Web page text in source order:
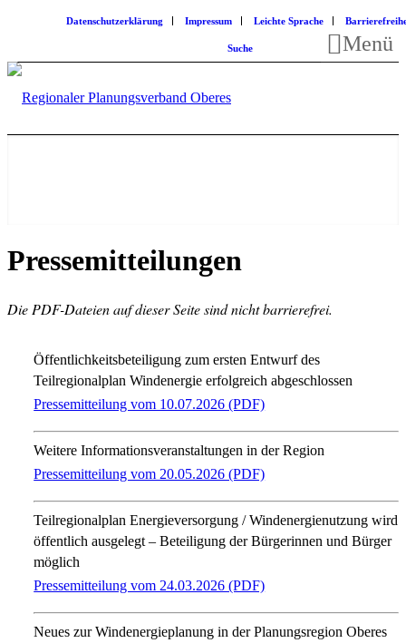
Datenschutzerklärung Impressum Leichte Sprache
Suche Menü
Pressemitteilungen
Die PDF-Dateien auf dieser Seite sind nicht barrierefrei.
Öffentlichkeitsbeteiligung zum ersten Entwurf des
Teilregionalplan Windenergie erfolgreich abgeschlossen
Pressemitteilung vom 10.07.2026 (PDF)
Weitere Informationsveranstaltungen in der Region
Pressemitteilung vom 20.05.2026 (PDF)
Teilregionalplan Energieversorgung / Windenergienutzung wird
öffentlich ausgelegt – Beteiligung der Bürgerinnen und Bürger
möglich
Pressemitteilung vom 24.03.2026 (PDF)
Neues zur Windenergieplanung in der Planungsregion Oberes